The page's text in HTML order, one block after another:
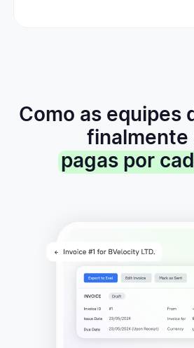
Como as equipes
finalmente
pagas por